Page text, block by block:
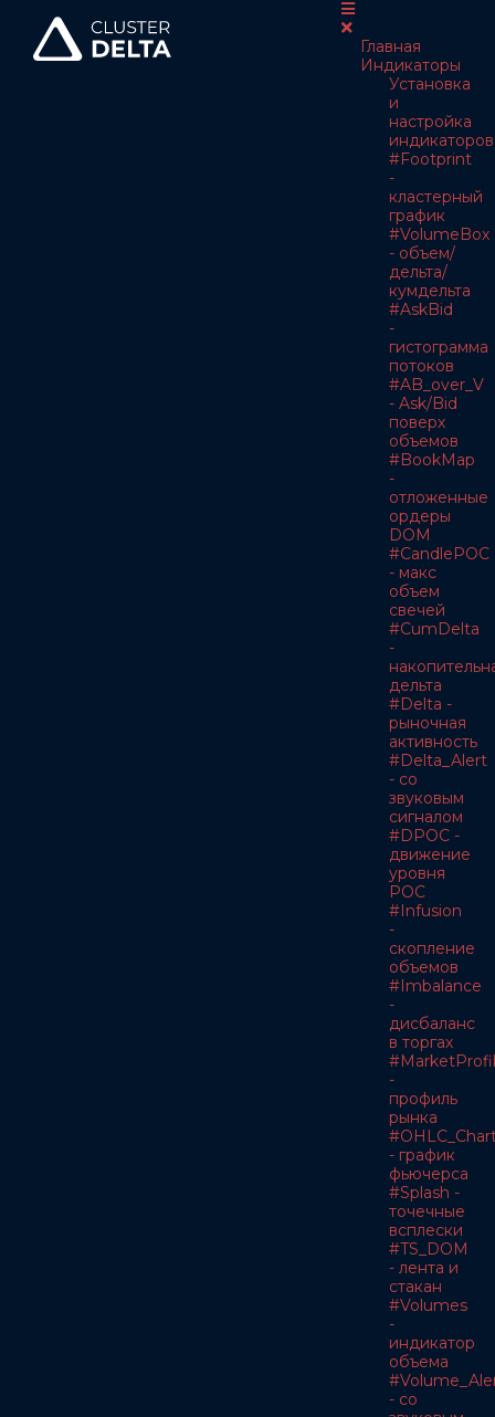
Главная
Индикаторы
Установка
и
настройка
индикаторов
#Footprint
-
кластерный
график
#VolumeBox
- объем/
дельта/
кумдельта
#AskBid
-
гистограмма
потоков
#AB_over_V
- Ask/Bid
поверх
объемов
#BookMap
-
отложенные
ордеры
DOM
#CandlePOC
- макс
объем
свечей
#CumDelta
-
дельта
#Delta -
рыночная
активность
#Delta_Alert
- со
звуковым
сигналом
#DPOC -
движение
уровня
POC
#Infusion
-
скопление
объемов
#Imbalance
-
дисбаланс
в торгах
-
профиль
рынка
- график
фьючерса
#Splash -
точечные
всплески
#TS_DOM
- лента и
стакан
#Volumes
-
индикатор
объема
- со